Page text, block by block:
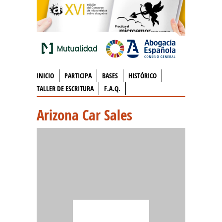
INICIO PARTICIPA BASES
HISTÓRICO
TALLER DE ESCRITURA
F.A.Q.
Arizona Car Sales